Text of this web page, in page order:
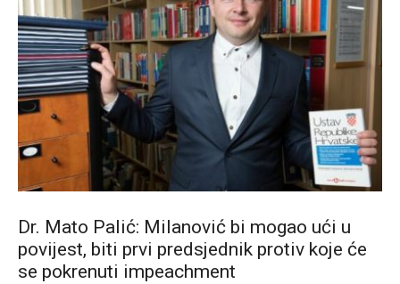
Dr. Mato Palić: Milanović bi mogao ući u
povijest, biti prvi predsjednik protiv koje će
se pokrenuti impeachment